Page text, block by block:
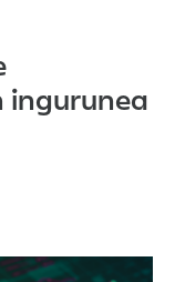
ingurunea